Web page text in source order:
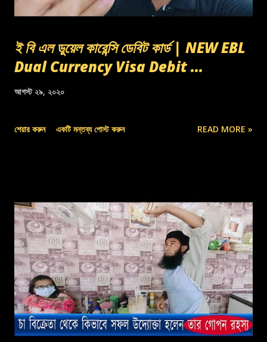
ই বি এল ডুয়েল কারেন্সি ডেবিট কার্ড | NEW EBL
Dual Currency Visa Debit ...
আগস্ট ২৯, ২০২০
শেয়ার করুন একটি মন্তব্য পোস্ট করুন READ MORE »